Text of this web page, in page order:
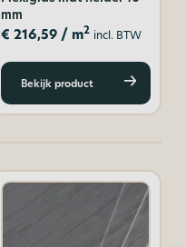
mm
€ 216,59/ m2 incl. BTW
Bekijk product